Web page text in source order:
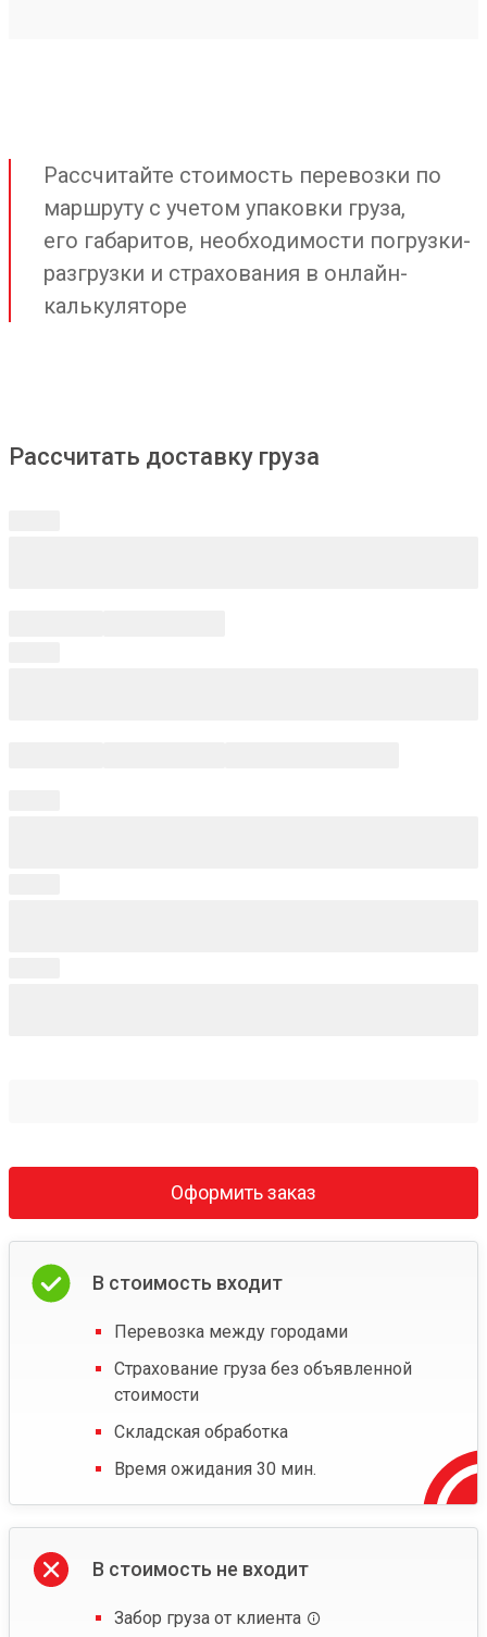
Рассчитайте стоимость перевозки по
маршруту с учетом упаковки груза,
его габаритов, необходимости погрузки-
разгрузки и страхования в онлайн-
калькуляторе
Рассчитать доставку груза
Оформить заказ
В стоимость входит
Перевозка между городами
Страхование груза без объявленной
стоимости
Складская обработка
Время ожидания 30 мин.
В стоимость не входит
Забор груза от клиента